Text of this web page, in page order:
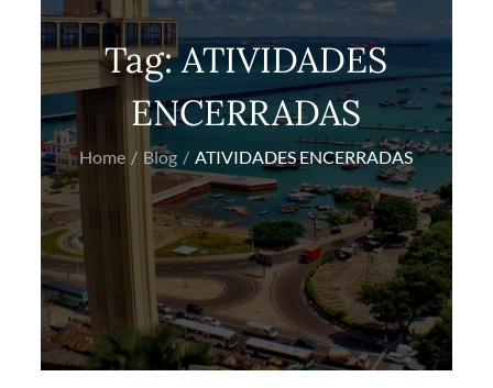
Tag:ATIVIDADES
ENCERRADAS
Home Blog ATIVIDADES ENCERRADAS